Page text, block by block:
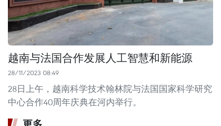
越南与法国合作发展人工智慧和新能源
28/11/2023 08:49
28日上午，越南科学技术翰林院与法国国家科学研究
中心合作40周年庆典在河内举行。